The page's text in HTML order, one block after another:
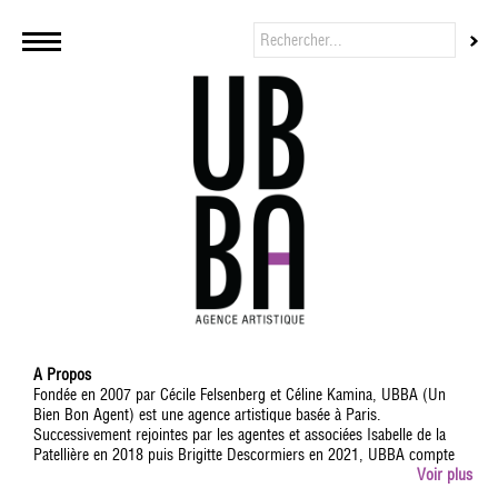
A Propos
Fondée en 2007 par Cécile Felsenberg et Céline Kamina, UBBA (Un
Bien Bon Agent) est une agence artistique basée à Paris.
Successivement rejointes par les agentes et associées Isabelle de la
Patellière en 2018 puis Brigitte Descormiers en 2021, UBBA compte
aujourd'hui 13 agents dont Jean-Baptiste L'Herron, Fanny Minvielle,
Voir plus